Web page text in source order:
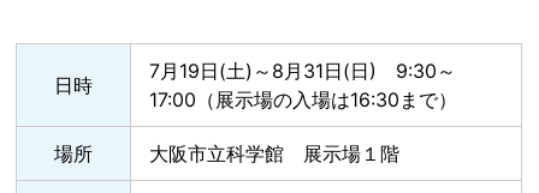
日時
7月19日(土)～8月31日(日) 9:30～
17:00（展示場の入場は16:30まで）
場所 大阪市立科学館 展示場１階